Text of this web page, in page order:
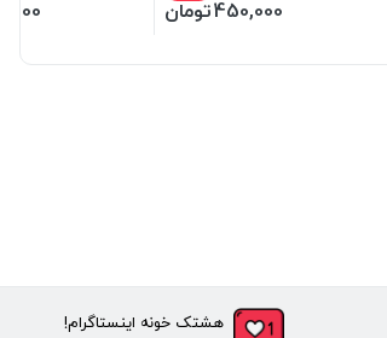
450,000تومان
هشتک خونه اینستاگرام!